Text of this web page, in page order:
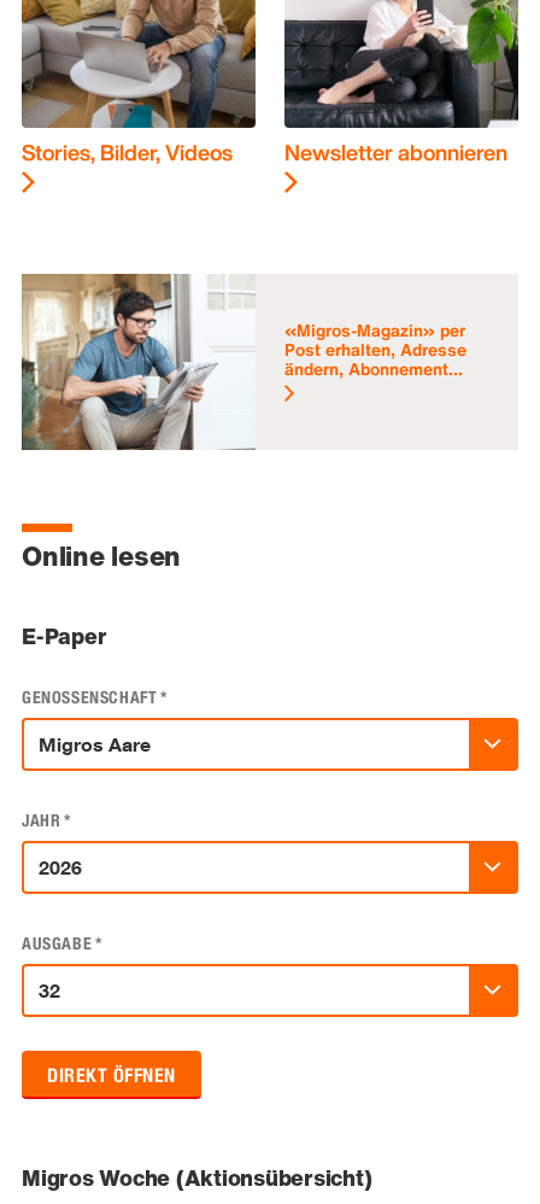
Stories, Bilder, Videos Newsletter abonnieren
«Migros-Magazin» per
Post erhalten, Adresse
ändern, Abonnement...
Online lesen
E-Paper
GENOSSENSCHAFT*
JAHR*
AUSGABE*
DIREKT ÖFFNEN
Migros Woche (Aktionsübersicht)